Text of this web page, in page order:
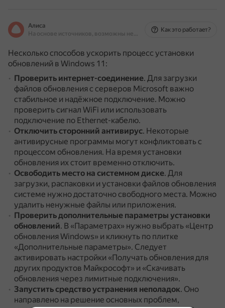
Алиса
На основе источников, возможны неточности
Как это работает?
Несколько способов ускорить процесс установки
обновлений в Windows 11:
Проверить интернет-соединение. Для загрузки
файлов обновления с серверов Microsoft важно
стабильное и надёжное подключение. Можно
проверить сигнал WiFi или использовать
подключение по Ethernet-кабелю.
Отключить сторонний антивирус. Некоторые
антивирусные программы могут конфликтовать с
процессом обновления. На время установки
обновления их стоит временно отключить.
Освободить место на системном диске. Для
загрузки, распаковки и установки файлов обновления
системе нужно достаточно свободного места. Можно
удалить ненужные файлы или приложения.
Проверить дополнительные параметры установки
обновлений. В «Параметрах» нужно выбрать «Центр
обновления Windows» и кликнуть по плитке
«Дополнительные параметры». Следует
активировать настройки «Получать обновления для
других продуктов Майкрософт» и «Скачивать
обновления через лимитные подключения».
Запустить средство устранения неполадок. Оно
направлено на решение основных проблем,